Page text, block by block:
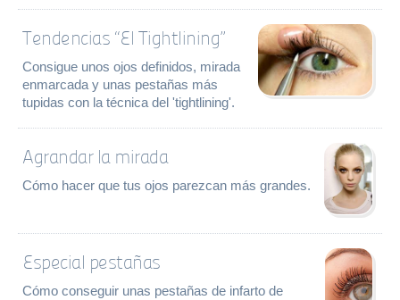
Tendencias “El Tightlining”
Consigue unos ojos definidos, mirada
enmarcada y unas pestañas más
tupidas con la técnica del 'tightlining'.
Agrandar la mirada
Cómo hacer que tus ojos parezcan más grandes.
Especial pestañas
Cómo conseguir unas pestañas de infarto de